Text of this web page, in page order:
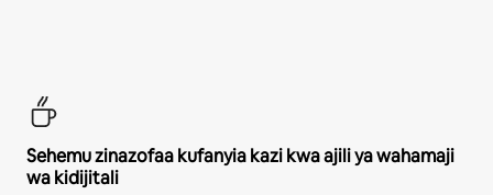
Sehemu zinazofaa kufanyia kazi kwa ajili ya wahamaji
wa kidijitali